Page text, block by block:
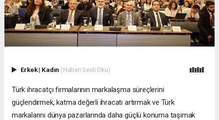
Erkek| Kadın (Haberi Sesli Oku)
Türk ihracatçı firmalarının markalaşma süreçlerini
güçlendirmek, katma değerli ihracatı artırmak ve Türk
markalarını dünya pazarlarında daha güçlü konuma taşımak